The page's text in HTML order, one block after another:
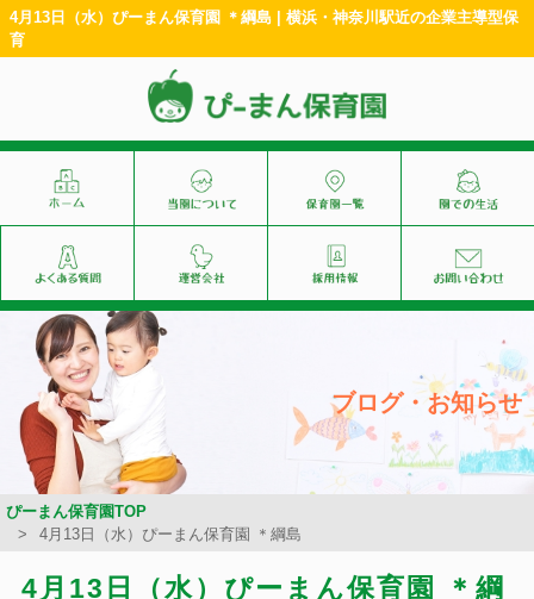
4月13日（水）ぴーまん保育園 ＊綱島 | 横浜・神奈川駅近の企業主導型保
育
ブログ・お知らせ
ぴーまん保育園TOP
4月13日（水）ぴーまん保育園 ＊綱島
4月13日（水）ぴーまん保育園 ＊綱